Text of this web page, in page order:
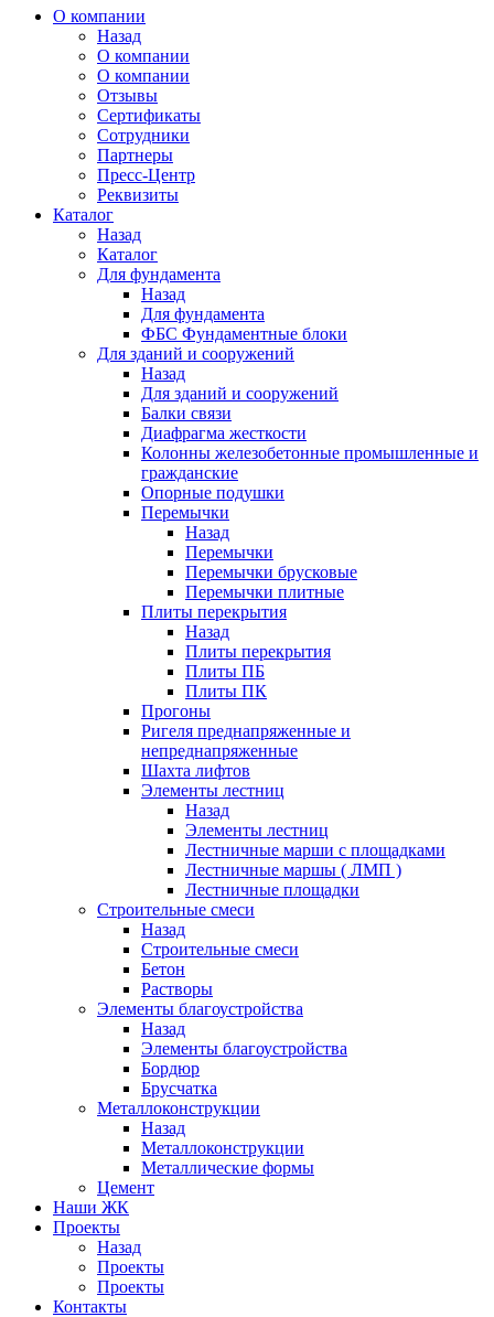
О компании
Назад
О компании
О компании
Отзывы
Сертификаты
Сотрудники
Партнеры
Пресс-Центр
Реквизиты
Каталог
Назад
Каталог
Для фундамента
Назад
Для фундамента
ФБС Фундаментные блоки
Для зданий и сооружений
Назад
Для зданий и сооружений
Балки связи
Диафрагма жесткости
Колонны железобетонные промышленные и
гражданские
Опорные подушки
Перемычки
Назад
Перемычки
Перемычки брусковые
Перемычки плитные
Плиты перекрытия
Назад
Плиты перекрытия
Плиты ПБ
Плиты ПК
Прогоны
Ригеля преднапряженные и
непреднапряженные
Шахта лифтов
Элементы лестниц
Назад
Элементы лестниц
Лестничные марши с площадками
Лестничные маршы ( ЛМП )
Лестничные площадки
Строительные смеси
Назад
Строительные смеси
Бетон
Растворы
Элементы благоустройства
Назад
Элементы благоустройства
Бордюр
Брусчатка
Металлоконструкции
Назад
Металлоконструкции
Металлические формы
Цемент
Наши ЖК
Проекты
Назад
Проекты
Проекты
Контакты